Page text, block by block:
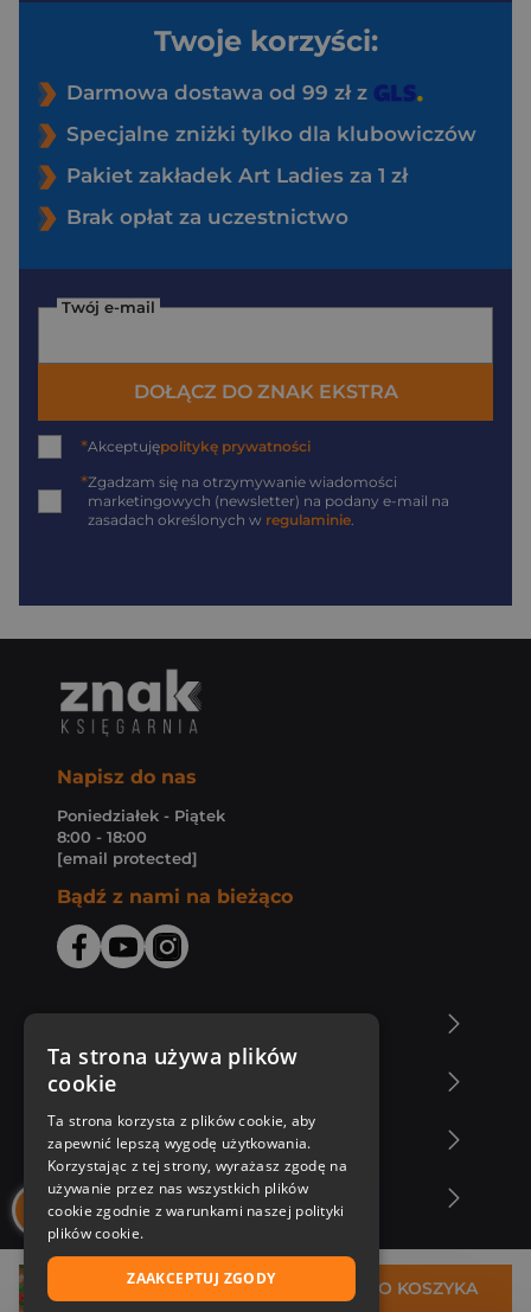
41,95 zł DO KOSZYKA
Twoje korzyści:
Darmowa dostawa od 99 zł z
Specjalne zniżki tylko dla klubowiczów
Pakiet zakładek Art Ladies za 1 zł
Brak opłat za uczestnictwo
Twój e-mail
DOŁĄCZ DO ZNAK EKSTRA
*Akceptujępolitykę prywatności
*Zgadzam się na otrzymywanie wiadomości
marketingowych (newsletter) na podany e-mail na
zasadach określonych w regulaminie
Napisz do nas
Poniedziałek - Piątek
8:00 - 18:00
[email protected]
Bądź z nami na bieżąco
Zakupy u nas
Nasza oferta
Nasi autorzy
Ta strona używa plików
cookie
Ta strona korzysta z plików cookie, aby
zapewnić lepszą wygodę użytkowania.
Korzystając z tej strony, wyrażasz zgodę na
używanie przez nas wszystkich plików
cookie zgodnie z warunkami naszej polityki
plików cookie.
ZAAKCEPTUJ ZGODY